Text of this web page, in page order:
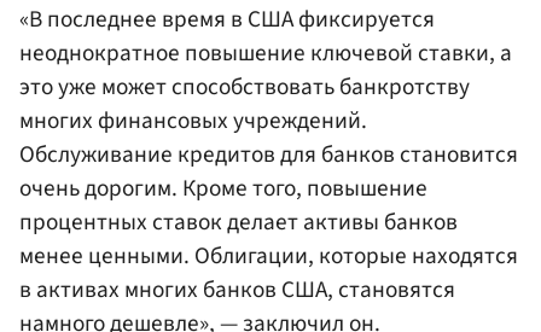
«В последнее время в США фиксируется
неоднократное повышение ключевой ставки, а
это уже может способствовать банкротству
многих финансовых учреждений.
Обслуживание кредитов для банков становится
очень дорогим. Кроме того, повышение
процентных ставок делает активы банков
менее ценными. Облигации, которые находятся
в активах многих банков США, становятся
намного дешевле», — заключил он.